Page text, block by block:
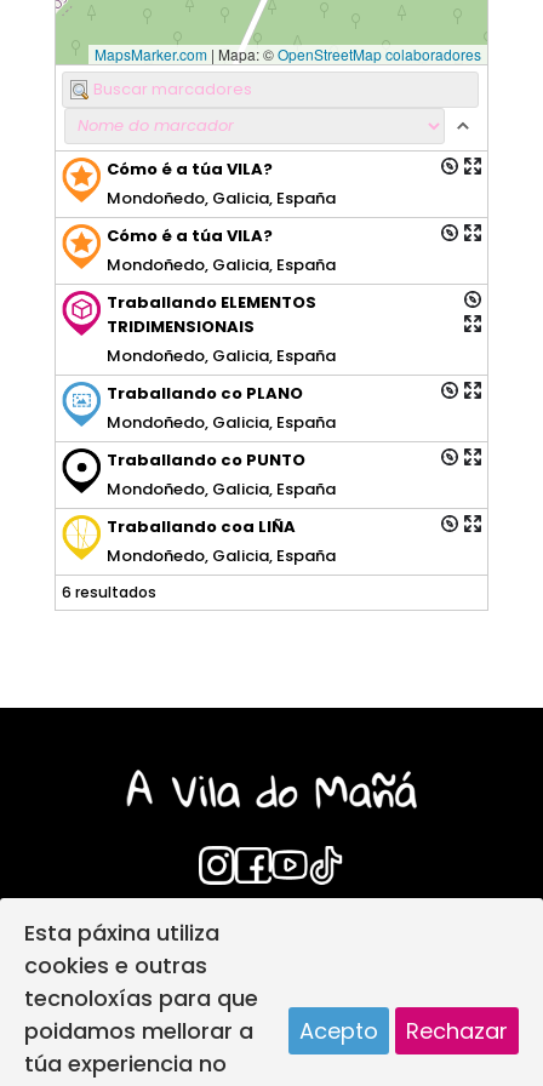
MapsMarker.com | Mapa: ©OpenStreetMap colaboradores
Cómo é a túa VILA?
Mondoñedo, Galicia, España
Cómo é a túa VILA?
Mondoñedo, Galicia, España
Traballando ELEMENTOS
TRIDIMENSIONAIS
Mondoñedo, Galicia, España
Traballando co PLANO
Mondoñedo, Galicia, España
Traballando co PUNTO
Mondoñedo, Galicia, España
Traballando coa LIÑA
Mondoñedo, Galicia, España
6 resultados
Login
Política de privacidade
Política de protección infantil
Política de Cookies
Deseño web
Esta páxina utiliza
cookies e outras
tecnoloxías para que
poidamos mellorar a
túa experiencia no
Acepto Rechazar